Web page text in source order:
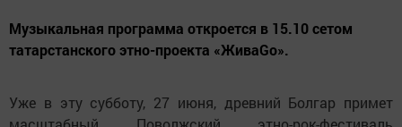
Музыкальная программа откроется в 15.10 сетом
татарстанского этно-проекта «ЖиваGo».
Уже в эту субботу, 27 июня, древний Болгар примет